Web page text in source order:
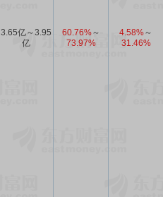
3.65亿～3.95
亿
60.76%～
73.97%
4.58%～
31.46%